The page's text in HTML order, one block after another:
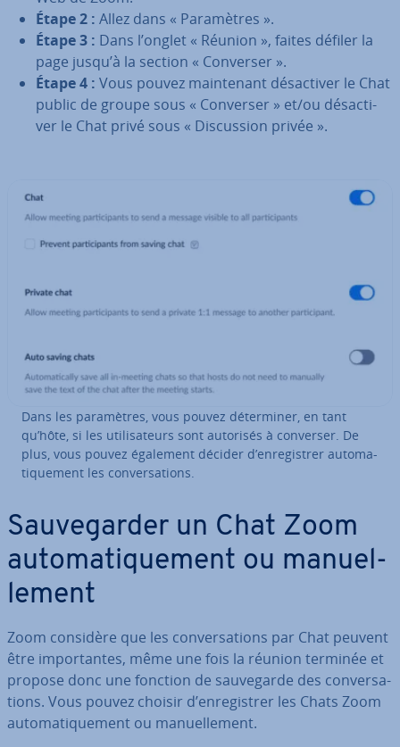
Étape 2 : Allez dans « Pa­ra­mètres ».
Étape 3 : Dans l’onglet « Réunion », faites défiler la
page jusqu’à la section « Converser ».
Étape 4 : Vous pouvez main­te­nant dé­sac­ti­ver le Chat
public de groupe sous « Converser » et/ou dé­sac­ti­
ver le Chat privé sous « Dis­cus­sion privée ».
Dans les pa­ra­mètres, vous pouvez dé­ter­mi­ner, en tant
qu’hôte, si les uti­li­sa­teurs sont autorisés à converser. De
plus, vous pouvez également décider d’en­re­gis­trer au­to­ma­
ti­que­ment les con­ver­sa­tions.
Sau­ve­gar­der un Chat Zoom
au­to­ma­ti­que­ment ou ma­nuel­
le­ment
Zoom considère que les con­ver­sa­tions par Chat peuvent
être im­por­tantes, même une fois la réunion terminée et
propose donc une fonction de sau­ve­garde des con­ver­sa­
tions. Vous pouvez choisir d’en­re­gis­trer les Chats Zoom
au­to­ma­ti­que­ment ou ma­nuel­le­ment.